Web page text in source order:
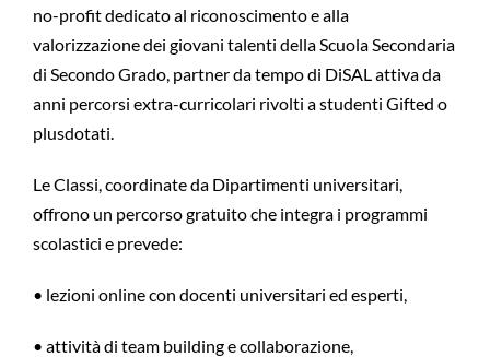
no-profit dedicato al riconoscimento e alla
valorizzazione dei giovani talenti della Scuola Secondaria
di Secondo Grado, partner da tempo di DiSAL attiva da
anni percorsi extra-curricolari rivolti a studenti Gifted o
plusdotati.
Le Classi, coordinate da Dipartimenti universitari,
offrono un percorso gratuito che integra i programmi
scolastici e prevede:
• lezioni online con docenti universitari ed esperti,
• attività di team building e collaborazione,